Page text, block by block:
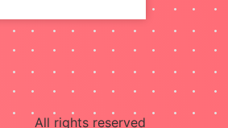
All rights reserved